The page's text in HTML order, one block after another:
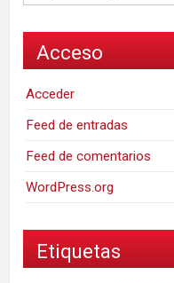
Acceso
Acceder
Feed de entradas
Feed de comentarios
WordPress.org
Etiquetas